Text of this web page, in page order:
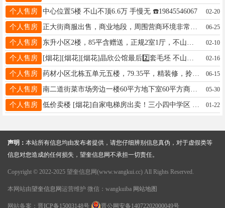
个人售房 中心位置5楼 不山不顶6.6万 手慢无 ☎️19845546067 02-20
个人售房 06-25
个人售房 02-10
个人售房 02-16
个人售房 药材小区北栋五单元五楼，79.35平，精装修，拎包入住，联系电话13089939628 06-15
个人售房 南二道街菜市场旁边一楼60平方地下室60平方商铺出卖，对面就是老中医院南大门。地址好位置佳到手就出租每年都有收入。价格面谈联系电话18724362867 05-30
个人售房 01-22
声明： 本站所有信息均由发布者提供，请您仔细辨别信息真伪，对于虚假类等
信息对您造成的任何损失，望奎信息网不承担一切责任。
Copyright © 2022-2025 望奎信息网(www.wangkui.cc) All Rights Reserved.
本网站由望奎信息网 运营维护 微信：wangkuiba 网站地图
网站备案： 晋ICP备15003148号 晋公网安备14072202000049号